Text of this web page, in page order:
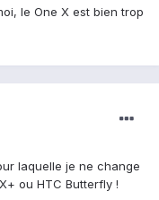
le One X est bien trop
laquelle je ne change
ou HTC Butterfly !